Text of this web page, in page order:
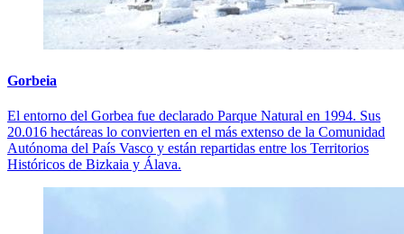
Gorbeia
El entorno del Gorbea fue declarado Parque Natural en 1994. Sus
20.016 hectáreas lo convierten en el más extenso de la Comunidad
Autónoma del País Vasco y están repartidas entre los Territorios
Históricos de Bizkaia y Álava.